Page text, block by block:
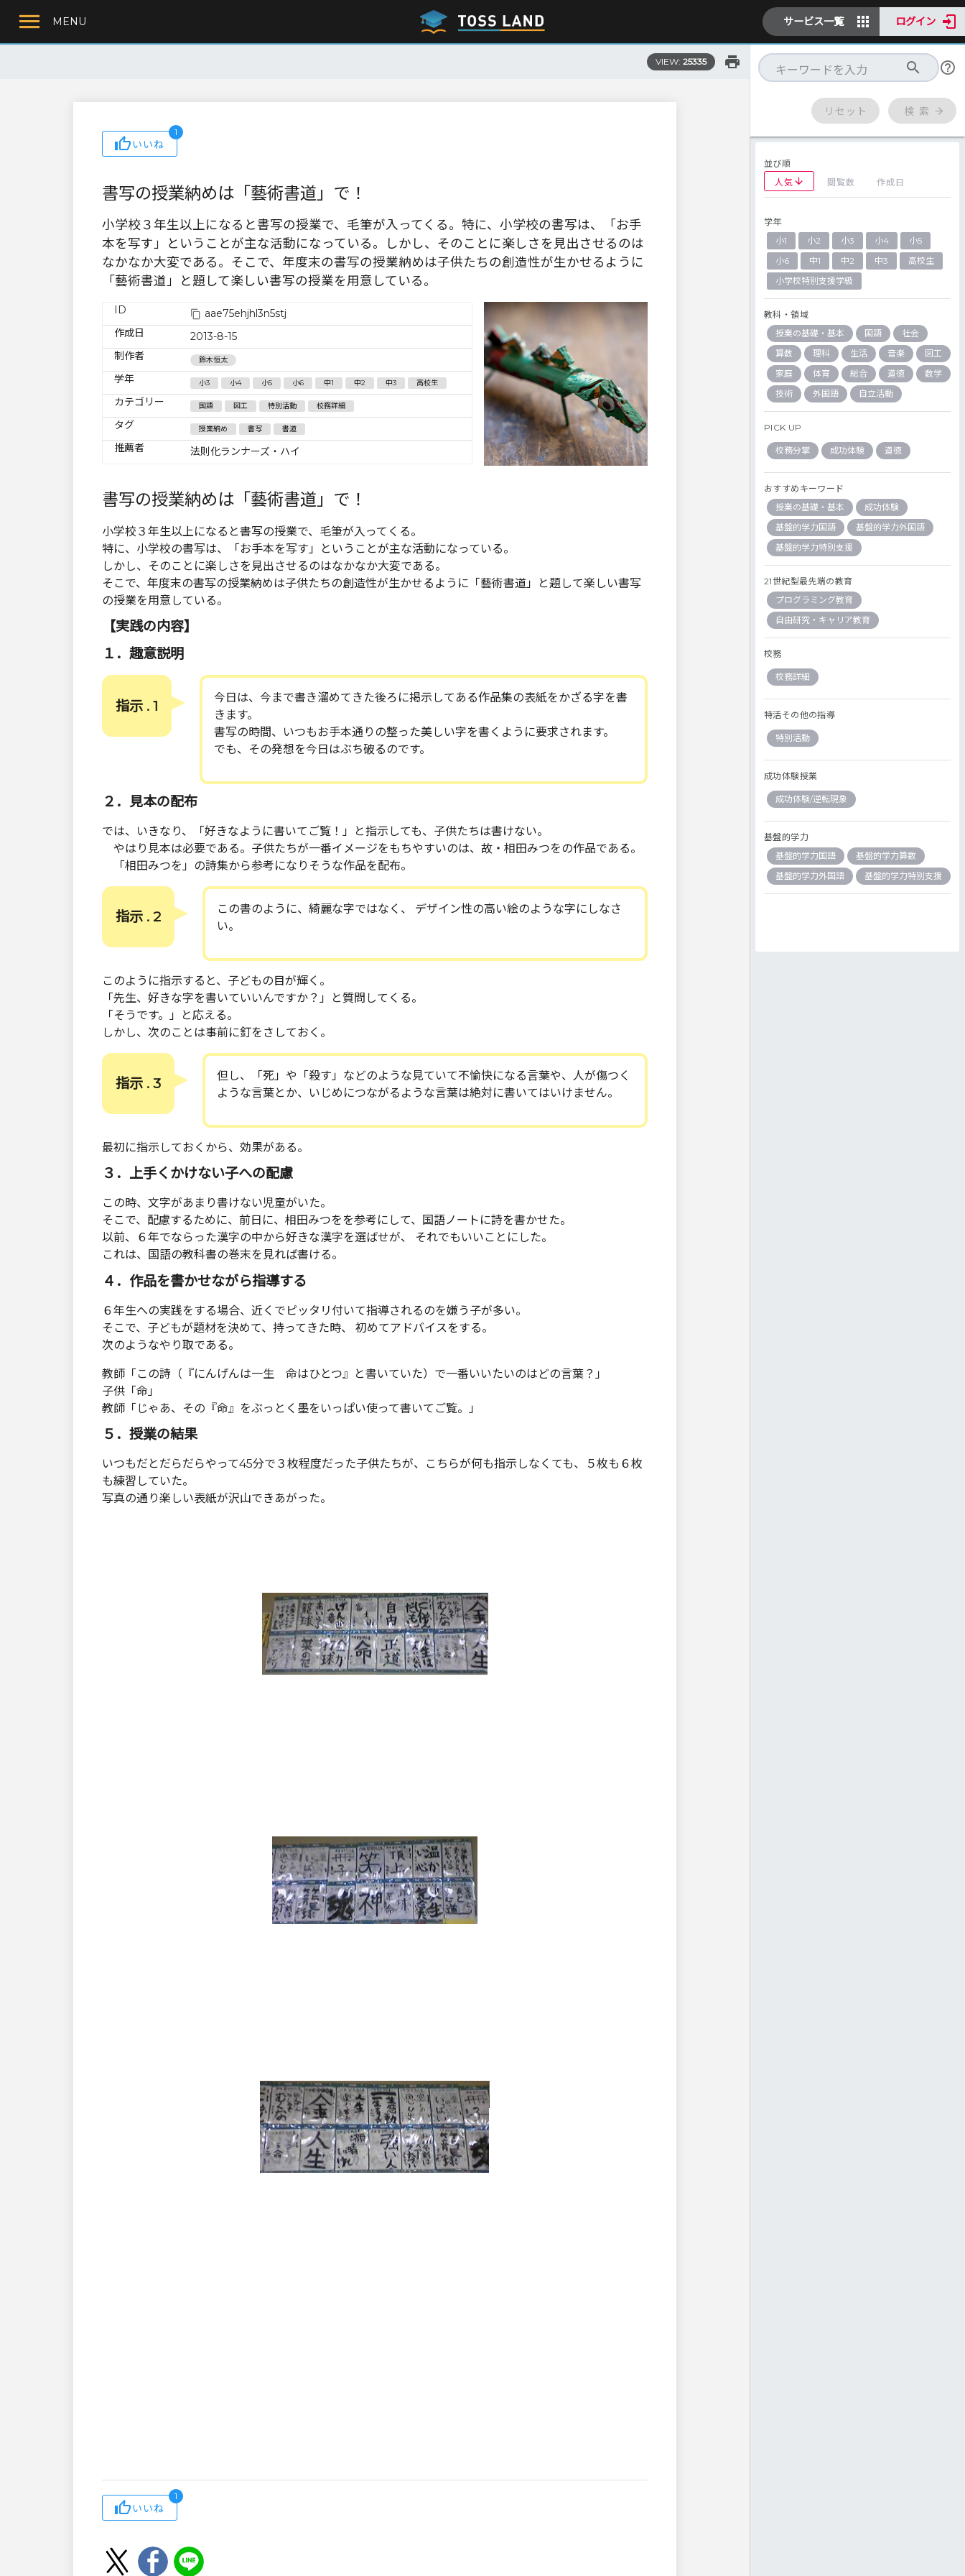
MENU サービス一覧 ログイン
VIEW: 25335
いいね
1
書写の授業納めは「藝術書道」で！
小学校３年生以上になると書写の授業で、毛筆が入ってくる。特に、小学校の書写は、「お手
本を写す」ということが主な活動になっている。しかし、そのことに楽しさを見出させるのは
なかなか大変である。そこで、年度末の書写の授業納めは子供たちの創造性が生かせるように
「藝術書道」と題して楽しい書写の授業を用意している。
ID
aae75ehjhl3n5stj
作成日
2013-8-15
制作者
鈴木恒太
学年 小3 小4 小5 小6 中1 中2 中3 高校生
カテゴリー 国語 図工 特別活動 校務詳細
タグ 授業納め 書写 書道
推薦者 法則化ランナーズ・ハイ
書写の授業納めは「藝術書道」で！
小学校３年生以上になると書写の授業で、毛筆が入ってくる。
特に、小学校の書写は、「お手本を写す」ということが主な活動になっている。
しかし、そのことに楽しさを見出させるのはなかなか大変である。
そこで、年度末の書写の授業納めは子供たちの創造性が生かせるように「藝術書道」と題して楽しい書写
の授業を用意している。
【実践の内容】
１．趣意説明
指示 . 1
今日は、今まで書き溜めてきた後ろに掲示してある作品集の表紙をかざる字を書
きます。
書写の時間、いつもお手本通りの整った美しい字を書くように要求されます。
でも、その発想を今日はぶち破るのです。
２．見本の配布
では、いきなり、「好きなように書いてご覧！」と指示しても、子供たちは書けない。
やはり見本は必要である。子供たちが一番イメージをもちやすいのは、故・相田みつをの作品である。
「相田みつを」の詩集から参考になりそうな作品を配布。
指示 . 2
この書のように、綺麗な字ではなく、 デザイン性の高い絵のような字にしなさ
い。
このように指示すると、子どもの目が輝く。
「先生、好きな字を書いていいんですか？」と質問してくる。
「そうです。」と応える。
しかし、次のことは事前に釘をさしておく。
指示 . 3
但し、「死」や「殺す」などのような見ていて不愉快になる言葉や、人が傷つく
ような言葉とか、いじめにつながるような言葉は絶対に書いてはいけません。
最初に指示しておくから、効果がある。
３．上手くかけない子への配慮
この時、文字があまり書けない児童がいた。
そこで、配慮するために、前日に、相田みつをを参考にして、国語ノートに詩を書かせた。
以前、６年でならった漢字の中から好きな漢字を選ばせが、 それでもいいことにした。
これは、国語の教科書の巻末を見れば書ける。
４．作品を書かせながら指導する
６年生への実践をする場合、近くでピッタリ付いて指導されるのを嫌う子が多い。
そこで、子どもが題材を決めて、持ってきた時、 初めてアドバイスをする。
次のようなやり取である。
教師「この詩（『にんげんは一生 命はひとつ』と書いていた）で一番いいたいのはどの言葉？」
子供「命」
教師「じゃあ、その『命』をぶっとく墨をいっぱい使って書いてご覧。」
５．授業の結果
いつもだとだらだらやって45分で３枚程度だった子供たちが、こちらが何も指示しなくても、５枚も６枚
も練習していた。
写真の通り楽しい表紙が沢山できあがった。
いいね
1
リセット 検 索
並び順
人気
閲覧数 作成日
学年
小1
小2 小3 小4
小5
小6
中1 中2 中3
高校生
小学校特別支援学級
教科・領域
授業の基礎・基本
国語
社会
算数
理科 生活 音楽
図工
家庭
体育 総合 道徳
数学
技術
外国語 自立活動
PICK UP
校務分掌 成功体験 道徳
おすすめキーワード
授業の基礎・基本
成功体験
基盤的学力国語
基盤的学力外国語
基盤的学力特別支援
21世紀型最先端の教育
プログラミング教育
自由研究・キャリア教育
校務
校務詳細
特活その他の指導
特別活動
成功体験授業
成功体験/逆転現象
基盤的学力
基盤的学力国語
基盤的学力算数
基盤的学力外国語
基盤的学力特別支援